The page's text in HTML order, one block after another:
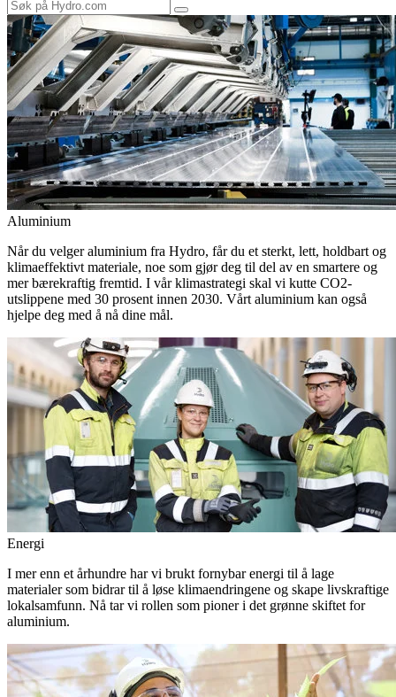
Aluminium
Når du velger aluminium fra Hydro, får du et sterkt, lett, holdbart og
klimaeffektivt materiale, noe som gjør deg til del av en smartere og
mer bærekraftig fremtid. I vår klimastrategi skal vi kutte CO2-
utslippene med 30 prosent innen 2030. Vårt aluminium kan også
hjelpe deg med å nå dine mål.
Energi
I mer enn et århundre har vi brukt fornybar energi til å lage
materialer som bidrar til å løse klimaendringene og skape livskraftige
lokalsamfunn. Nå tar vi rollen som pioner i det grønne skiftet for
aluminium.